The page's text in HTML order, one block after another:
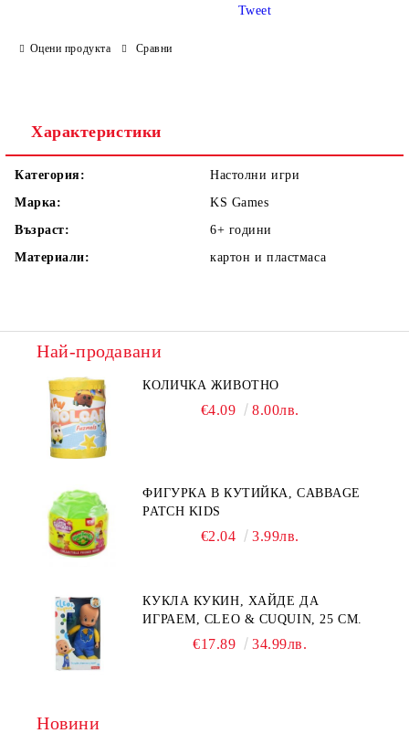
Оцени продукта Сравни
Tweet
Характеристики
Категория:
Настолни игри
Марка:
KS Games
Възраст:
6+ години
Материали:
картон и пластмаса
Най-продавани
КОЛИЧКА ЖИВОТНО
€4.09 8.00лв.
ФИГУРКА В КУТИЙКА, CABBAGE
PATCH KIDS
€2.04 3.99лв.
КУКЛА КУКИН, ХАЙДЕ ДА
ИГРАЕМ, CLEO & CUQUIN, 25 СМ.
€17.89 34.99лв.
Новини